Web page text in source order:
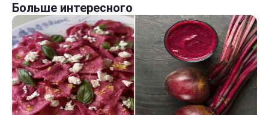
Больше интересного